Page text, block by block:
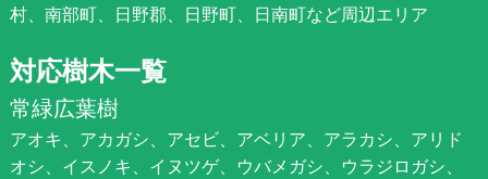
村、南部町、日野郡、日野町、日南町など周辺エリア
対応樹木一覧
常緑広葉樹
アオキ、アカガシ、アセビ、アベリア、アラカシ、アリド
オシ、イスノキ、イヌツゲ、ウバメガシ、ウラジロガシ、